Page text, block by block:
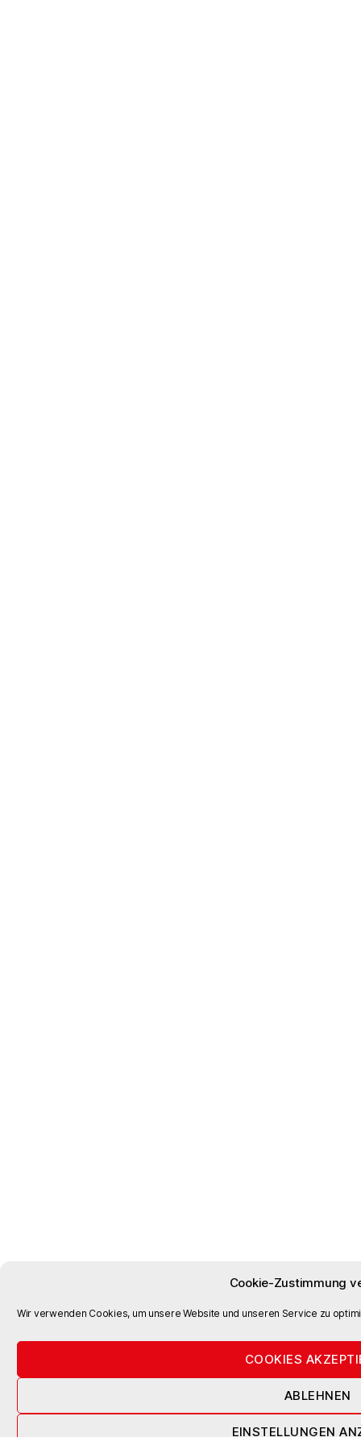
Cookie-Zustimmung
Wir verwenden Cookies, um unsere Website und unseren Service zu
COOKIES
ABLEHNEN
EINSTELLUNGEN